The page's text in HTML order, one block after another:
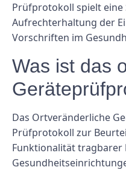
Prüfprotokoll spielt eine
Aufrechterhaltung der
Vorschriften im
Was ist das
Das Ortveränderliche
Prüfprotokoll zur
Funktionalität tragbarer